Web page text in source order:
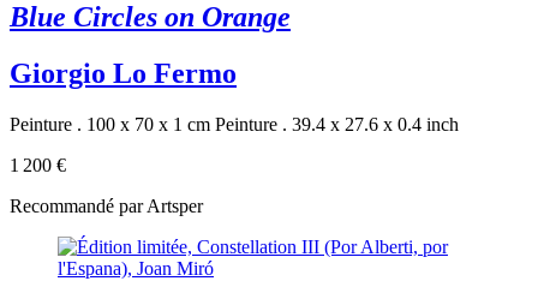
Blue Circles on Orange
Giorgio Lo Fermo
Peinture . 100 x 70 x 1 cm Peinture . 39.4 x 27.6 x 0.4 inch
1 200 €
Recommandé par Artsper